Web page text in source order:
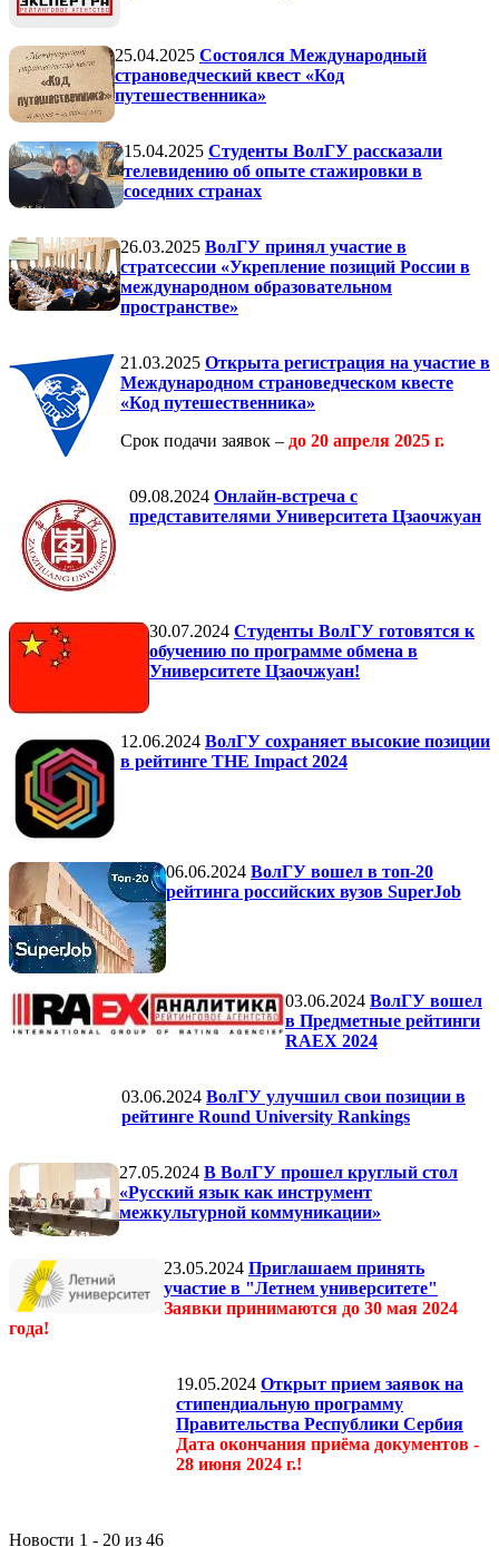
25.04.2025 Состоялся Международный
страноведческий квест «Код
путешественника»
15.04.2025 Студенты ВолГУ рассказали
телевидению об опыте стажировки в
соседних странах
26.03.2025 ВолГУ принял участие в
стратсессии «Укрепление позиций России в
международном образовательном
пространстве»
21.03.2025 Открыта регистрация на участие в
Международном страноведческом квесте
«Код путешественника»
Срок подачи заявок – до 20 апреля 2025 г.
09.08.2024 Онлайн-встреча с
представителями Университета Цзаочжуан
30.07.2024 Студенты ВолГУ готовятся к
обучению по программе обмена в
Университете Цзаочжуан!
12.06.2024 ВолГУ сохраняет высокие позиции
в рейтинге THE Impact 2024
06.06.2024 ВолГУ вошел в топ-20
рейтинга российских вузов SuperJob
03.06.2024 ВолГУ вошел
в Предметные рейтинги
RAEX 2024
03.06.2024 ВолГУ улучшил свои позиции в
рейтинге Round University Rankings
27.05.2024 В ВолГУ прошел круглый стол
«Русский язык как инструмент
межкультурной коммуникации»
23.05.2024 Приглашаем принять
участие в "Летнем университете"
Заявки принимаются до 30 мая 2024
года!
19.05.2024 Открыт прием заявок на
стипендиальную программу
Правительства Республики Сербия
Дата окончания приёма документов -
28 июня 2024 г.!
Новости 1 - 20 из 46